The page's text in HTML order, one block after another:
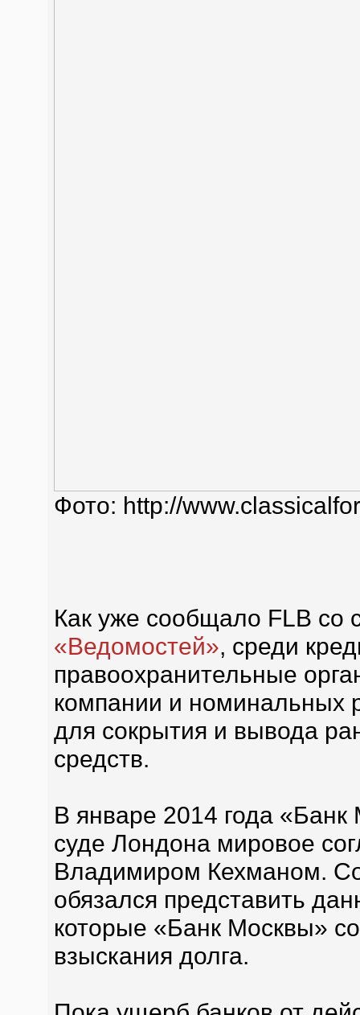
Фото: http://
Как уже сообщало FLB со
«Ведомостей», среди
правоохранительные
компании и номинальных
для сокрытия и вывода
средств.
В январе 2014 года
суде Лондона мировое
Владимиром Кехманом.
обязался представить
которые «Банк Москвы»
взыскания долга.